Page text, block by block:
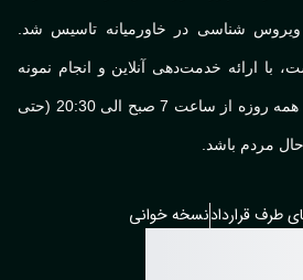
شناسی در خاورمیانه تاسیس شد.
خدمت‌دهی آنلاین و انجام نمونه
گیری در آزمایشگاه و منزل همه روزه از ساعت 7 صبح الی 20:30 (حتی
باشد.
قراردادنسخه خوانی